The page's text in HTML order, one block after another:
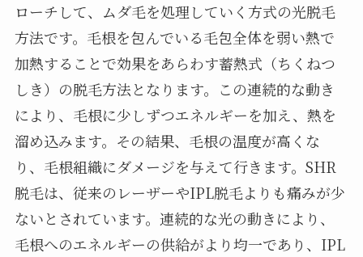
ローチして、ムダ毛を処理していく方式の光脱毛
方法です。毛根を包んでいる毛包全体を弱い熱で
加熱することで効果をあらわす蓄熱式（ちくねつ
しき）の脱毛方法となります。この連続的な動き
により、毛根に少しずつエネルギーを加え、熱を
溜め込みます。その結果、毛根の温度が高くな
り、毛根組織にダメージを与えて行きます。SHR
脱毛は、従来のレーザーやIPL脱毛よりも痛みが少
ないとされています。連続的な光の動きにより、
毛根へのエネルギーの供給がより均一であり、IPL